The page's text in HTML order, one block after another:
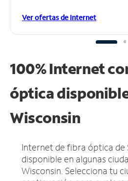
Ver ofertas de Internet
100% Internet
óptica
Wisconsin
Internet de fibra óptica de
disponible en algunas
Wisconsin. Selecciona tu